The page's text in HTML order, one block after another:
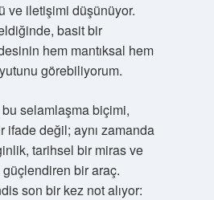
ve iletişimi düşünüyor.
basit bir
hem mantıksal hem
görebiliyorum.
selamlaşma biçimi,
ifade değil; aynı zamanda
tarihsel bir miras ve
bir araç.
son bir kez not alıyor: